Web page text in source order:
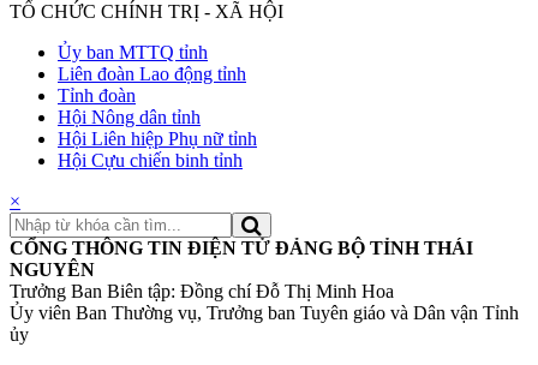
TỔ CHỨC CHÍNH TRỊ - XÃ HỘI
Ủy ban MTTQ tỉnh
Liên đoàn Lao động tỉnh
Tỉnh đoàn
Hội Nông dân tỉnh
Hội Liên hiệp Phụ nữ tỉnh
Hội Cựu chiến binh tỉnh
×
CỔNG THÔNG TIN ĐIỆN TỬ ĐẢNG BỘ TỈNH THÁI
NGUYÊN
Trưởng Ban Biên tập: Đồng chí Đỗ Thị Minh Hoa
Ủy viên Ban Thường vụ, Trưởng ban Tuyên giáo và Dân vận Tỉnh
ủy